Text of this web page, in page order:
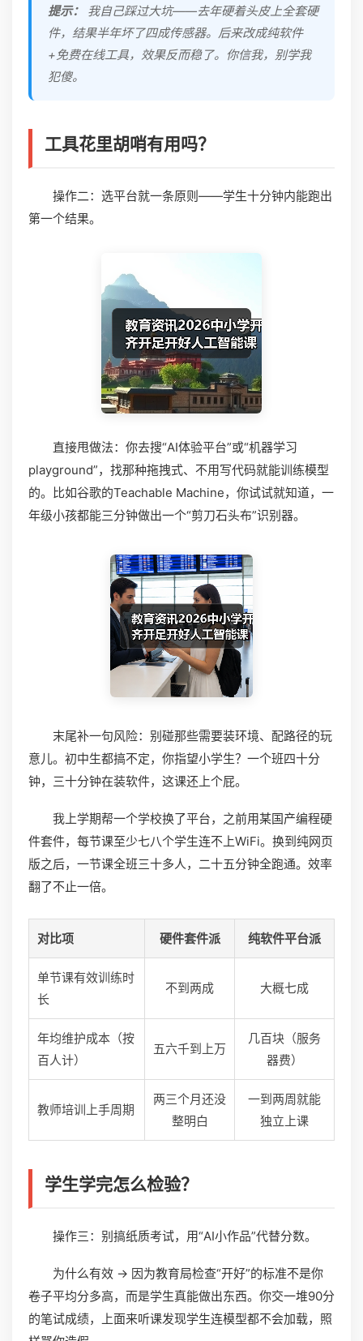
提示：
我自己踩过大坑——去年硬着头皮上全套硬
件，结果半年坏了四成传感器。后来改成纯软件
+免费在线工具，效果反而稳了。你信我，别学我
犯傻。
工具花里胡哨有用吗？
操作二：选平台就一条原则——学生十分钟内能跑出
第一个结果。
直接甩做法：你去搜“AI体验平台”或“机器学习
playground”，找那种拖拽式、不用写代码就能训练模型
的。比如谷歌的Teachable Machine，你试试就知道，一
年级小孩都能三分钟做出一个“剪刀石头布”识别器。
末尾补一句风险：别碰那些需要装环境、配路径的玩
意儿。初中生都搞不定，你指望小学生？一个班四十分
钟，三十分钟在装软件，这课还上个屁。
我上学期帮一个学校换了平台，之前用某国产编程硬
件套件，每节课至少七八个学生连不上WiFi。换到纯网页
版之后，一节课全班三十多人，二十五分钟全跑通。效率
翻了不止一倍。
对比项 硬件套件派 纯软件平台派
单节课有效训练时
长
不到两成 大概七成
年均维护成本（按
百人计）
五六千到上万
几百块（服务
器费）
教师培训上手周期
两三个月还没
整明白
一到两周就能
独立上课
学生学完怎么检验？
操作三：别搞纸质考试，用“AI小作品”代替分数。
为什么有效 → 因为教育局检查“开好”的标准不是你
卷子平均分多高，而是学生真能做出东西。你交一堆90分
的笔试成绩，上面来听课发现学生连模型都不会加载，照